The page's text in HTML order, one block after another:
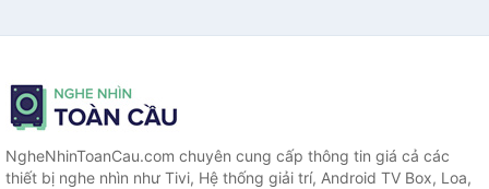
NgheNhinToanCau.com chuyên cung cấp thông tin giá cả các
thiết bị nghe nhìn như Tivi, Hệ thống giải trí, Android TV Box, Loa,